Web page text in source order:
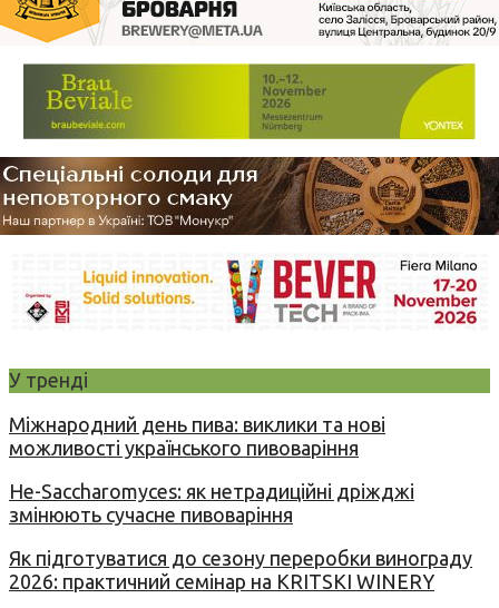
У тренді
Міжнародний день пива: виклики та нові
можливості українського пивоваріння
Не-Saccharomyces: як нетрадиційні дріжджі
змінюють сучасне пивоваріння
Як підготуватися до сезону переробки винограду
2026: практичний семінар на KRITSKI WINERY